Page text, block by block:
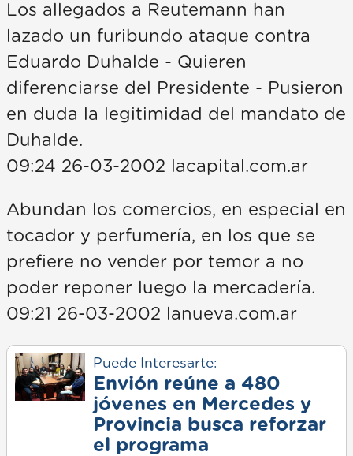
Los allegados a Reutemann han
lazado un furibundo ataque contra
Eduardo Duhalde - Quieren
diferenciarse del Presidente - Pusieron
en duda la legitimidad del mandato de
Duhalde.
09:24 26-03-2002 lacapital.com.ar
Abundan los comercios, en especial en
tocador y perfumería, en los que se
prefiere no vender por temor a no
poder reponer luego la mercadería.
09:21 26-03-2002 lanueva.com.ar
Puede Interesarte:
Envión reúne a 480
jóvenes en Mercedes y
Provincia busca reforzar
el programa